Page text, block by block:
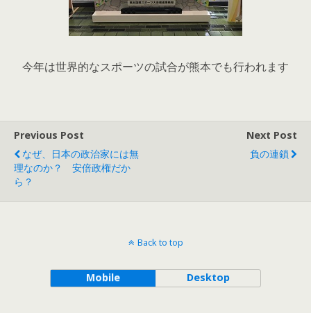
今年は世界的なスポーツの試合が熊本でも行われます
Previous Post
なぜ、日本の政治家には無
理なのか？ 安倍政権だか
ら？
Next Post
負の連鎖
Back to top
Mobile Desktop